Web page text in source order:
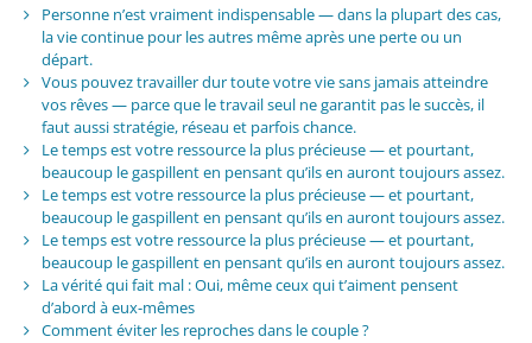
Personne n’est vraiment indispensable — dans la plupart des cas,
la vie continue pour les autres même après une perte ou un
départ.
Vous pouvez travailler dur toute votre vie sans jamais atteindre
vos rêves — parce que le travail seul ne garantit pas le succès, il
faut aussi stratégie, réseau et parfois chance.
Le temps est votre ressource la plus précieuse — et pourtant,
beaucoup le gaspillent en pensant qu’ils en auront toujours assez.
Le temps est votre ressource la plus précieuse — et pourtant,
beaucoup le gaspillent en pensant qu’ils en auront toujours assez.
Le temps est votre ressource la plus précieuse — et pourtant,
beaucoup le gaspillent en pensant qu’ils en auront toujours assez.
La vérité qui fait mal : Oui, même ceux qui t’aiment pensent
d’abord à eux-mêmes
Comment éviter les reproches dans le couple ?